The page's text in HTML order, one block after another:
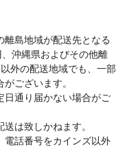
：約30分（満充電・無
個あたり）※満充電のバ
切る毎に、20分程度の休
島地域が配送先となる
沖縄県およびその他離
外の配送地域でも、一部
ございます。
日通り届かない場合がご
は致しかねます。
電話番号をカインズ以外